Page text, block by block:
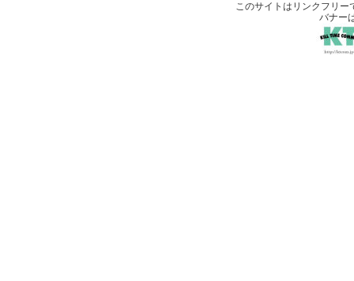
このサイトはリンクフリー
バナー